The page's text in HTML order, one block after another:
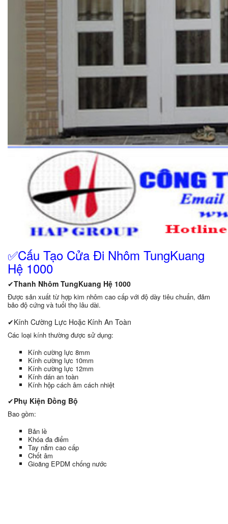
✅Cấu Tạo Cửa Đi Nhôm TungKuang
Hệ 1000
✔Thanh Nhôm TungKuang Hệ 1000
Được sản xuất từ hợp kim nhôm cao cấp với độ dày tiêu chuẩn, đảm
bảo độ cứng và tuổi thọ lâu dài.
✔Kính Cường Lực Hoặc Kính An Toàn
Các loại kính thường được sử dụng:
Kính cường lực 8mm
Kính cường lực 10mm
Kính cường lực 12mm
Kính dán an toàn
Kính hộp cách âm cách nhiệt
✔Phụ Kiện Đồng Bộ
Bao gồm:
Bản lề
Khóa đa điểm
Tay nắm cao cấp
Chốt âm
Gioăng EPDM chống nước